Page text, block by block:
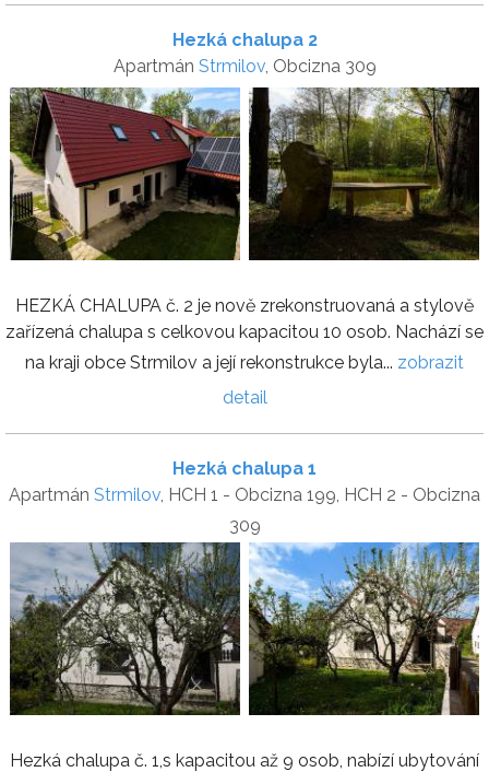
Hezká chalupa 2
Apartmán Strmilov, Obcizna 309
HEZKÁ CHALUPA č. 2 je nově zrekonstruovaná a stylově
zařízená chalupa s celkovou kapacitou 10 osob. Nachází se
na kraji obce Strmilov a její rekonstrukce byla... zobrazit
detail
Hezká chalupa 1
Apartmán Strmilov , HCH 1 - Obcizna 199, HCH 2 - Obcizna
309
Hezká chalupa č. 1,s kapacitou až 9 osob, nabízí ubytování